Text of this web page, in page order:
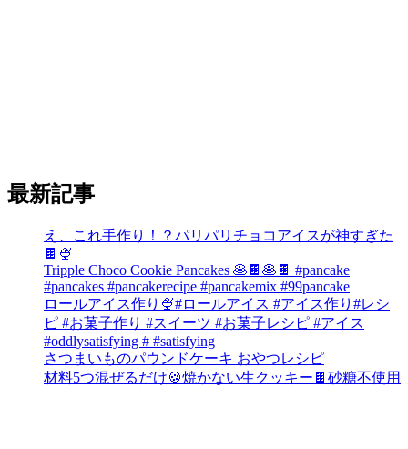
最新記事
え、これ手作り！？パリパリチョコアイスが神すぎた
🍫🍨
Tripple Choco Cookie Pancakes 🥞🍫🥞🍫 #pancake
#pancakes #pancakerecipe #pancakemix #99pancake
ロールアイス作り🍨#ロールアイス #アイス作り#レシ
ピ #お菓子作り #スイーツ #お菓子レシピ #アイス
#oddlysatisfying # #satisfying⁠
さつまいものパウンドケーキ おやつレシピ
材料5つ混ぜるだけ🍪焼かない生クッキー🍫砂糖不使用